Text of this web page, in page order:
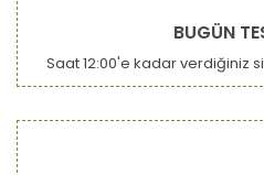
BUGÜN
Saat 12:00'e kadar verdiğiniz